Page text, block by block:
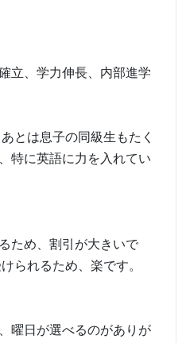
立、学力伸長、内部進学
とは息子の同級生もたく
特に英語に力を入れてい
ため、割引が大きいで
られるため、楽です。
曜日が選べるのがありが